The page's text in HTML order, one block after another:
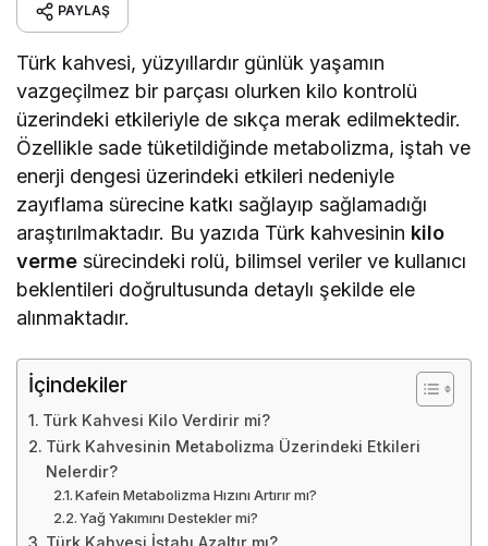
PAYLAŞ
Türk kahvesi, yüzyıllardır günlük yaşamın
vazgeçilmez bir parçası olurken kilo kontrolü
üzerindeki etkileriyle de sıkça merak edilmektedir.
Özellikle sade tüketildiğinde metabolizma, iştah ve
enerji dengesi üzerindeki etkileri nedeniyle
zayıflama sürecine katkı sağlayıp sağlamadığı
araştırılmaktadır. Bu yazıda Türk kahvesinin kilo
verme sürecindeki rolü, bilimsel veriler ve kullanıcı
beklentileri doğrultusunda detaylı şekilde ele
alınmaktadır.
İçindekiler
Türk Kahvesi Kilo Verdirir mi?
Türk Kahvesinin Metabolizma Üzerindeki Etkileri
Nelerdir?
Kafein Metabolizma Hızını Artırır mı?
Yağ Yakımını Destekler mi?
Türk Kahvesi İştahı Azaltır mı?